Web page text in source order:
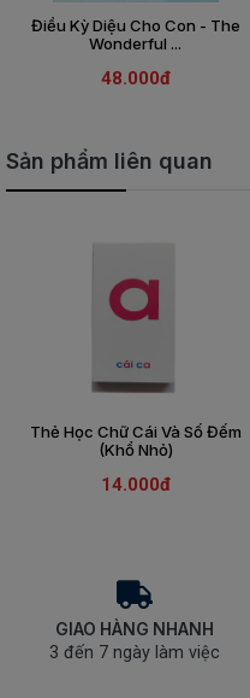
Điều Kỳ Diệu Cho Con - The
Wonderful ...
48.000đ
Sản phẩm liên quan
Thẻ Học Chữ Cái Và Số Đếm
(Khổ Nhỏ)
14.000đ
GIAO HÀNG NHANH
3 đến 7 ngày làm việc